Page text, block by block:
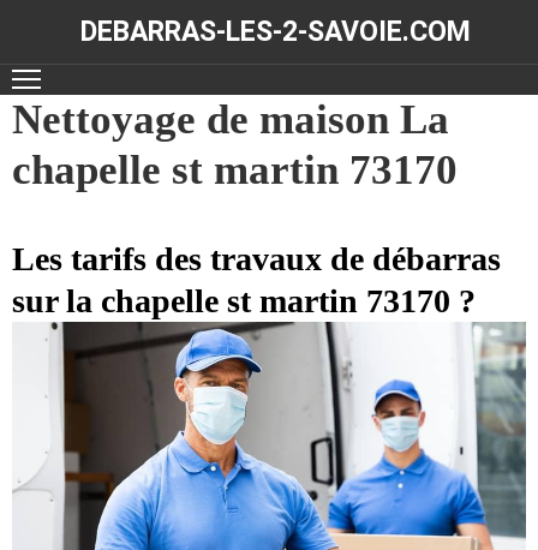
DEBARRAS-LES-2-SAVOIE.COM
ACCUEIL
DÉBARRAS
RÉALISATIONS
CONTACT
Nettoyage de maison La
chapelle st martin 73170
Les tarifs des travaux de débarras
sur la chapelle st martin 73170 ?